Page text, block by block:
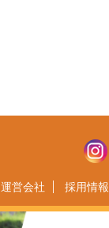
運営会社 採用情報